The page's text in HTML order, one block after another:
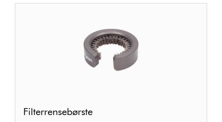
Filterrensebørste